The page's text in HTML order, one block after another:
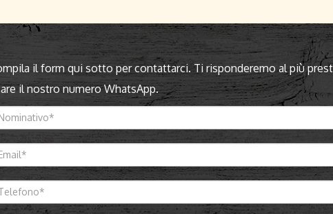
il form qui sotto per contattarci. Ti risponderemo al più
il nostro numero WhatsApp.